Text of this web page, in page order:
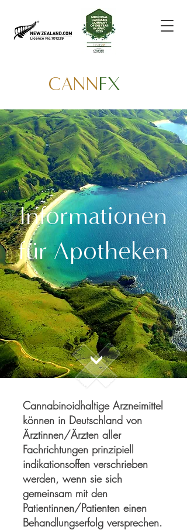
CANNFX
Informationen
für Apotheken
Cannabinoidhaltige Arzneimittel
können in Deutschland von
Ärztinnen/Ärzten aller
Fachrichtungen prinzipiell
indikationsoffen verschrieben
werden, wenn sie sich
gemeinsam mit den
Patientinnen/Patienten einen
Behandlungserfolg versprechen.